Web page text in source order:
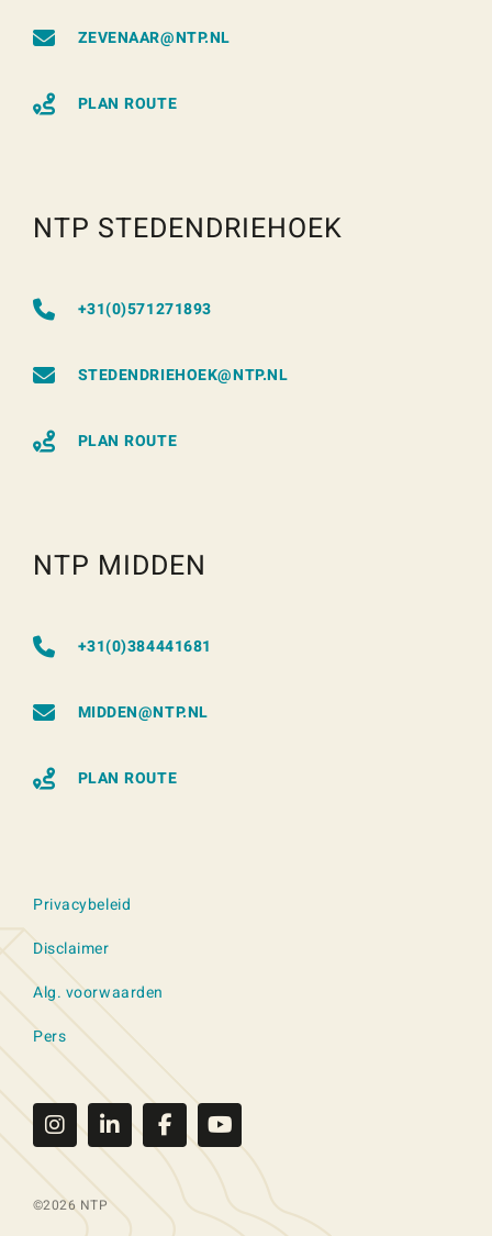
ZEVENAAR@NTP.NL
PLAN ROUTE
NTP STEDENDRIEHOEK
+31(0)571271893
STEDENDRIEHOEK@NTP.NL
PLAN ROUTE
NTP MIDDEN
+31(0)384441681
MIDDEN@NTP.NL
PLAN ROUTE
Privacybeleid
Disclaimer
Alg. voorwaarden
Pers
©2026 NTP